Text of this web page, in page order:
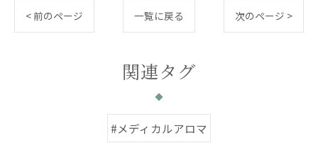
< 前のページ 一覧に戻る 次のページ >
関連タグ
#メディカルアロマ